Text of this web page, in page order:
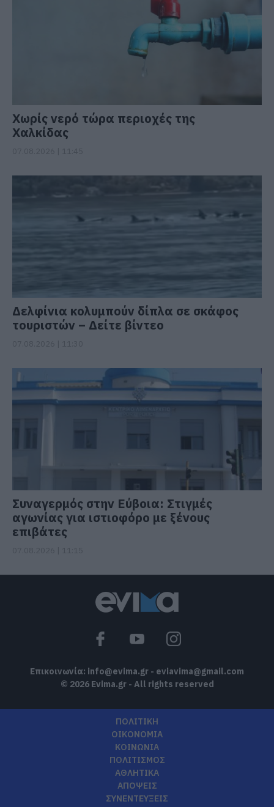
Χωρίς νερό τώρα περιοχές της
Χαλκίδας
Δελφίνια κολυμπούν δίπλα σε σκάφος
τουριστών – Δείτε βίντεο
Συναγερμός στην Εύβοια: Στιγμές
αγωνίας για ιστιοφόρο με ξένους
επιβάτες
Επικοινωνία: info@evima.gr - eviavima@gmail.com
© 2026 Evima.gr - All rights reserved
ΠΟΛΙΤΙΚΗ
ΟΙΚΟΝΟΜΙΑ
ΚΟΙΝΩΝΙΑ
ΠΟΛΙΤΙΣΜΟΣ
ΑΘΛΗΤΙΚΑ
ΑΠΟΨΕΙΣ
ΣΥΝΕΝΤΕΥΞΕΙΣ